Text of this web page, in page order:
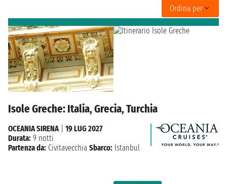
Ordina per
Isole Greche: Italia, Grecia, Turchia
OCEANIA SIRENA
19 LUG 2027
Durata: 9 notti
Partenza da: Civitavecchia Sbarco: Istanbul